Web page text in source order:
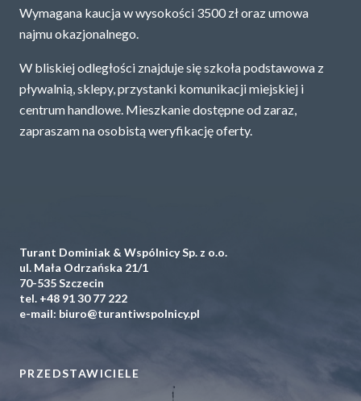
Wymagana kaucja w wysokości 3500 zł oraz umowa
najmu okazjonalnego.
W bliskiej odległości znajduje się szkoła podstawowa z
pływalnią, sklepy, przystanki komunikacji miejskiej i
centrum handlowe. Mieszkanie dostępne od zaraz,
zapraszam na osobistą weryfikację oferty.
Turant Dominiak & Wspólnicy Sp. z o.o.
ul. Mała Odrzańska 21/1
70-535 Szczecin
tel. +48 91 30 77 222
e-mail: biuro@turantiwspolnicy.pl
PRZEDSTAWICIELE